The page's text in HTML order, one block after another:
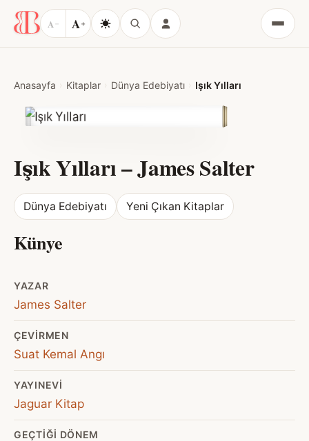
A − A+
Menü
Anasayfa Kitaplar Dünya Edebiyatı Işık Yılları
Işık Yılları–James Salter
Dünya Edebiyatı Yeni Çıkan Kitaplar
Künye
YAZAR
James Salter
ÇEVIRMEN
Suat Kemal Angı
YAYINEVI
Jaguar Kitap
GEÇTIĞI DÖNEM